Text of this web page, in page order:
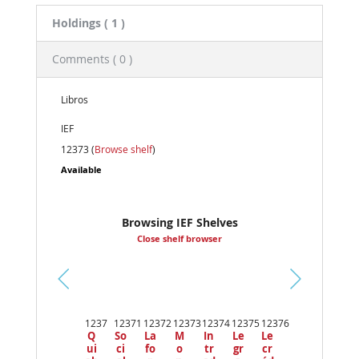
Holdings ( 1 )
Comments ( 0 )
Libros
IEF
12373 (Browse shelf)
Available
Browsing IEF Shelves
Close shelf browser
1237
Q
ui
12371
So
ci
12372
La
fo
12373
M
o
12374
In
tr
12375
Le
gr
12376
Le
cr